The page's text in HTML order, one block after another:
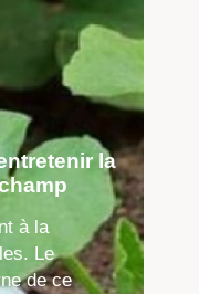
la
à la
Le
de ce